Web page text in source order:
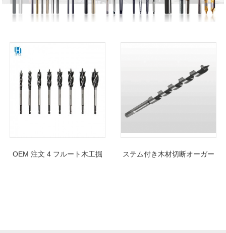
OEM 注文 4 フルート木工掘 ステム付き木材切断オーガー